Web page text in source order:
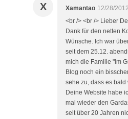
X Xamantao 12/28/
<br /> <br /> Lieber
Dank für den netten
Wünsche. Ich war
seit dem 25.12.
mich die Familie "im
Blog noch ein
sehe zu, dass es bald
Deine Website habe
mal wieder den
seit über 20 Jahren